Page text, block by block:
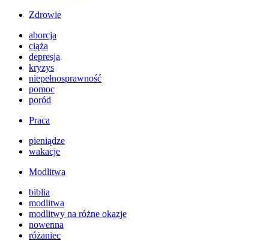
Zdrowie
aborcja
ciąża
depresja
kryzys
niepełnosprawność
pomoc
poród
Praca
pieniądze
wakacje
Modlitwa
biblia
modlitwa
modlitwy na różne okazje
nowenna
różaniec